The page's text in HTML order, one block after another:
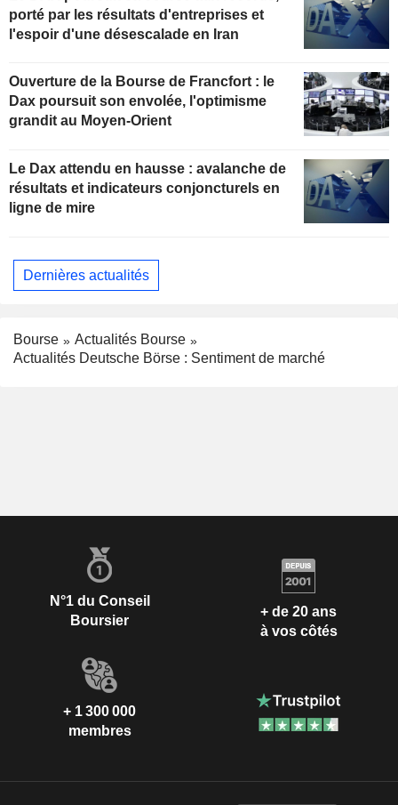
porté par les résultats d'entreprises et
l'espoir d'une désescalade en Iran
Ouverture de la Bourse de Francfort : le
Dax poursuit son envolée, l'optimisme
grandit au Moyen-Orient
Le Dax attendu en hausse : avalanche de
résultats et indicateurs conjoncturels en
ligne de mire
Dernières actualités
Bourse
Actualités Bourse
Actualités Deutsche Börse : Sentiment de marché
N°1 du Conseil
Boursier
+ de 20 ans
à vos côtés
+ 1 300 000
membres